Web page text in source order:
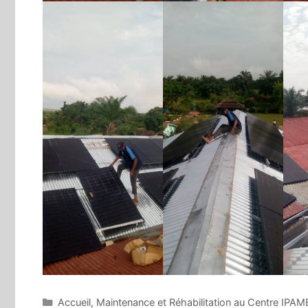
Catégories
Accueil, Maintenance et Réhabilitation au Centre